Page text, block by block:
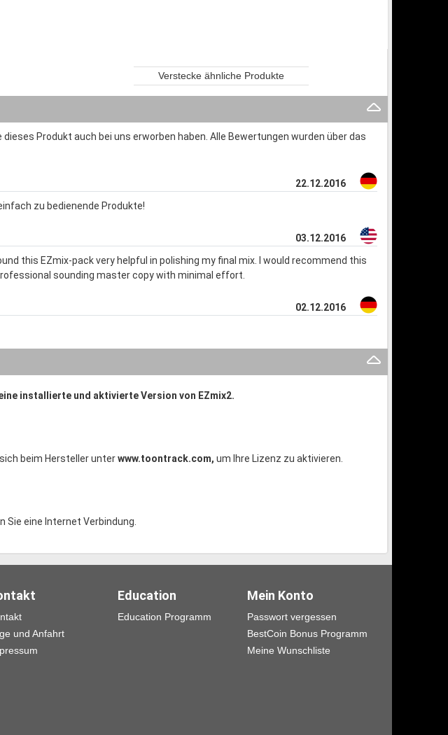
Verstecke ähnliche Produkte
Produkt auch bei uns erworben haben. Alle Bewertungen wurden über das
22.12.2016
zu bedienende Produkte!
03.12.2016
this EZmix-pack very helpful in polishing my final mix. I would recommend this
sounding master copy with minimal effort.
02.12.2016
installierte und aktivierte Version von EZmix2.
beim Hersteller unterwww.toontrack.com, um Ihre Lizenz zu aktivieren.
eine Internet Verbindung.
und Anfahrt
Education
Education Programm
Mein Konto
Passwort vergessen
BestCoin Bonus Programm
Meine Wunschliste